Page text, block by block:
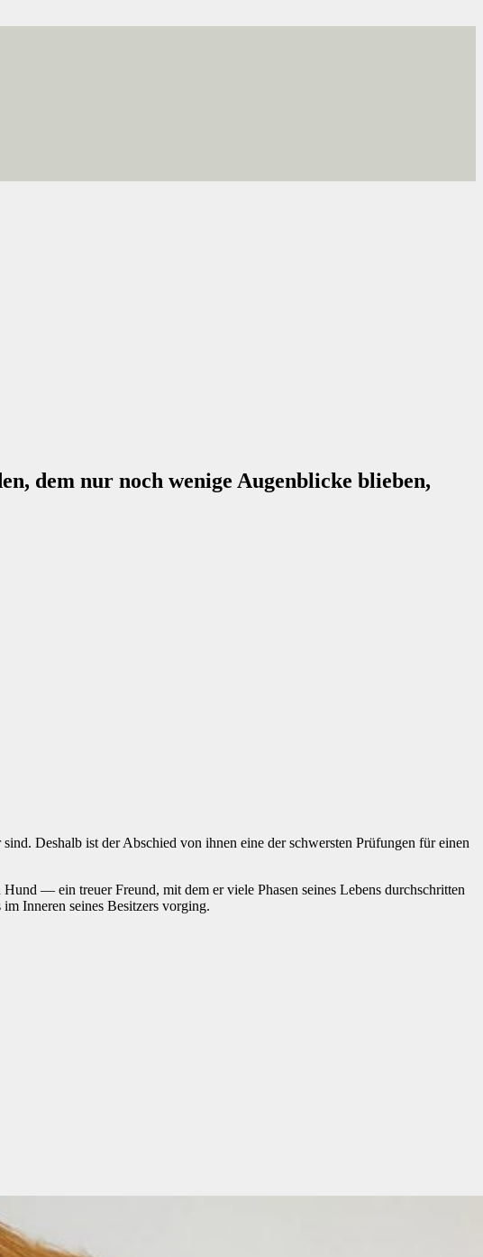
dem nur noch wenige Augenblicke blieben,
Deshalb ist der Abschied von ihnen eine der schwersten Prüfungen für einen
— ein treuer Freund, mit dem er viele Phasen seines Lebens durchschritten
Inneren seines Besitzers vorging.